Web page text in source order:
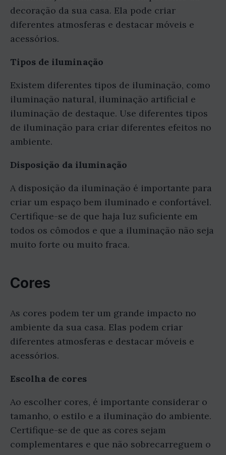
decoração da sua casa. Ela pode criar
diferentes atmosferas e destacar móveis e
acessórios.
Tipos de iluminação
Existem diferentes tipos de iluminação, como
iluminação natural, iluminação artificial e
iluminação de destaque. Use diferentes tipos
de iluminação para criar diferentes efeitos no
ambiente.
Disposição da iluminação
A disposição da iluminação é importante para
criar um espaço bem iluminado e confortável.
Certifique-se de que haja luz suficiente em
todos os cômodos e que a iluminação não seja
muito forte ou muito fraca.
Cores
As cores podem ter um grande impacto no
ambiente da sua casa. Elas podem criar
diferentes atmosferas e destacar móveis e
acessórios.
Escolha de cores
Ao escolher cores, é importante considerar o
tamanho, o estilo e a iluminação do ambiente.
Certifique-se de que as cores sejam
complementares e que não sobrecarreguem o